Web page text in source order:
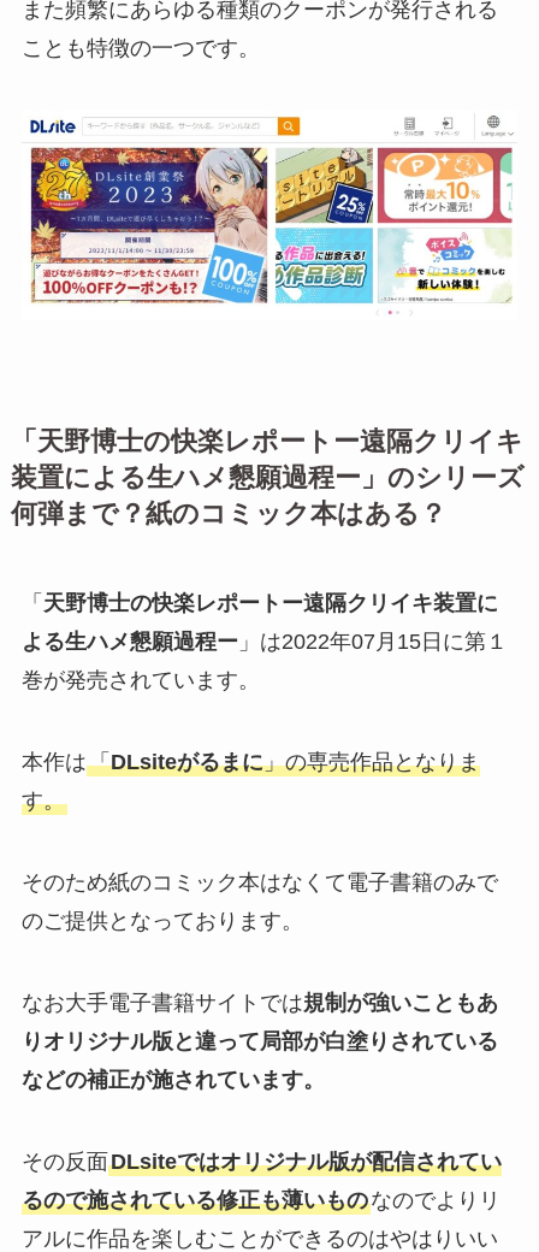
また頻繁にあらゆる種類のクーポンが発行される
ことも特徴の一つです。
「天野博士の快楽レポートー遠隔クリイキ
装置による生ハメ懇願過程ー」のシリーズ
何弾まで？紙のコミック本はある？
「 天野博士の快楽レポートー遠隔クリイキ装置に
よる生ハメ懇願過程ー 」は2022年07月15日に第１
巻が発売されています。
本作は「DLsiteがるまに」の専売作品となりま
す。
そのため紙のコミック本はなくて電子書籍のみで
のご提供となっております。
なお大手電子書籍サイトでは規制が強いこともあ
りオリジナル版と違って局部が白塗りされている
などの補正が施されています。
その反面DLsiteではオリジナル版が配信されてい
るので施されている修正も薄いものなのでよりリ
アルに作品を楽しむことができるのはやはりいい